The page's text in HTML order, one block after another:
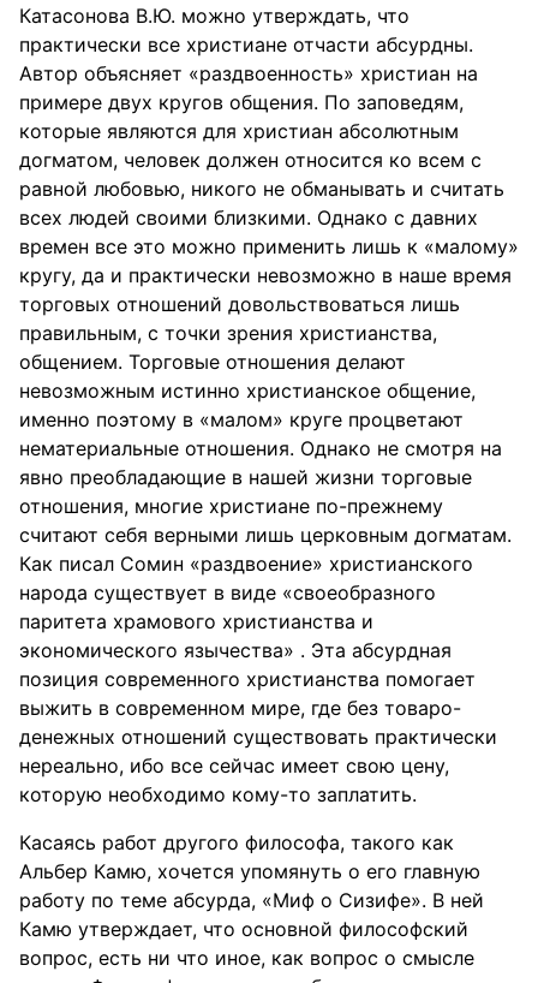
Катасонова В.Ю. можно утверждать, что
практически все христиане отчасти абсурдны.
Автор объясняет «раздвоенность» христиан на
примере двух кругов общения. По заповедям,
которые являются для христиан абсолютным
догматом, человек должен относится ко всем с
равной любовью, никого не обманывать и считать
всех людей своими близкими. Однако с давних
времен все это можно применить лишь к «малому»
кругу, да и практически невозможно в наше время
торговых отношений довольствоваться лишь
правильным, с точки зрения христианства,
общением. Торговые отношения делают
невозможным истинно христианское общение,
именно поэтому в «малом» круге процветают
нематериальные отношения. Однако не смотря на
явно преобладающие в нашей жизни торговые
отношения, многие христиане по-прежнему
считают себя верными лишь церковным догматам.
Как писал Сомин «раздвоение» христианского
народа существует в виде «своеобразного
паритета храмового христианства и
экономического язычества» . Эта абсурдная
позиция современного христианства помогает
выжить в современном мире, где без товаро-
денежных отношений существовать практически
нереально, ибо все сейчас имеет свою цену,
которую необходимо кому-то заплатить.
Касаясь работ другого философа, такого как
Альбер Камю, хочется упомянуть о его главную
работу по теме абсурда, «Миф о Сизифе». В ней
Камю утверждает, что основной философский
вопрос, есть ни что иное, как вопрос о смысле